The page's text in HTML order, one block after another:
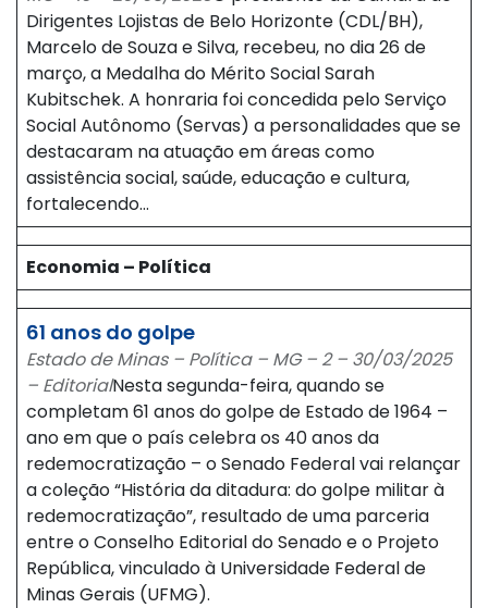
Dirigentes Lojistas de Belo Horizonte (CDL/BH),
Marcelo de Souza e Silva, recebeu, no dia 26 de
março, a Medalha do Mérito Social Sarah
Kubitschek. A honraria foi concedida pelo Serviço
Social Autônomo (Servas) a personalidades que se
destacaram na atuação em áreas como
assistência social, saúde, educação e cultura,
fortalecendo…
Economia – Política
61 anos do golpe
Estado de Minas – Política – MG – 2 – 30/03/2025
– EditorialNesta segunda-feira, quando se
completam 61 anos do golpe de Estado de 1964 –
ano em que o país celebra os 40 anos da
redemocratização – o Senado Federal vai relançar
a coleção “História da ditadura: do golpe militar à
redemocratização”, resultado de uma parceria
entre o Conselho Editorial do Senado e o Projeto
República, vinculado à Universidade Federal de
Minas Gerais (UFMG).